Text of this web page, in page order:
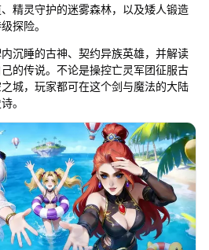
精灵守护的迷雾森林，以及矮人锻造
探险。
沉睡的古神、契约异族英雄，并解读
的传说。不论是操控亡灵军团征服古
城，玩家都可在这个剑与魔法的大陆
。